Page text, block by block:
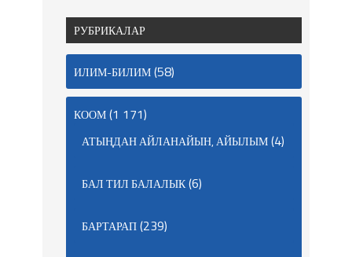
РУБРИКАЛАР
ИЛИМ-БИЛИМ(58)
КООМ(1 171)
АТЫҢДАН АЙЛАНАЙЫН, АЙЫЛЫМ(4)
БАЛ ТИЛ БАЛАЛЫК(6)
БАРТАРАП(239)